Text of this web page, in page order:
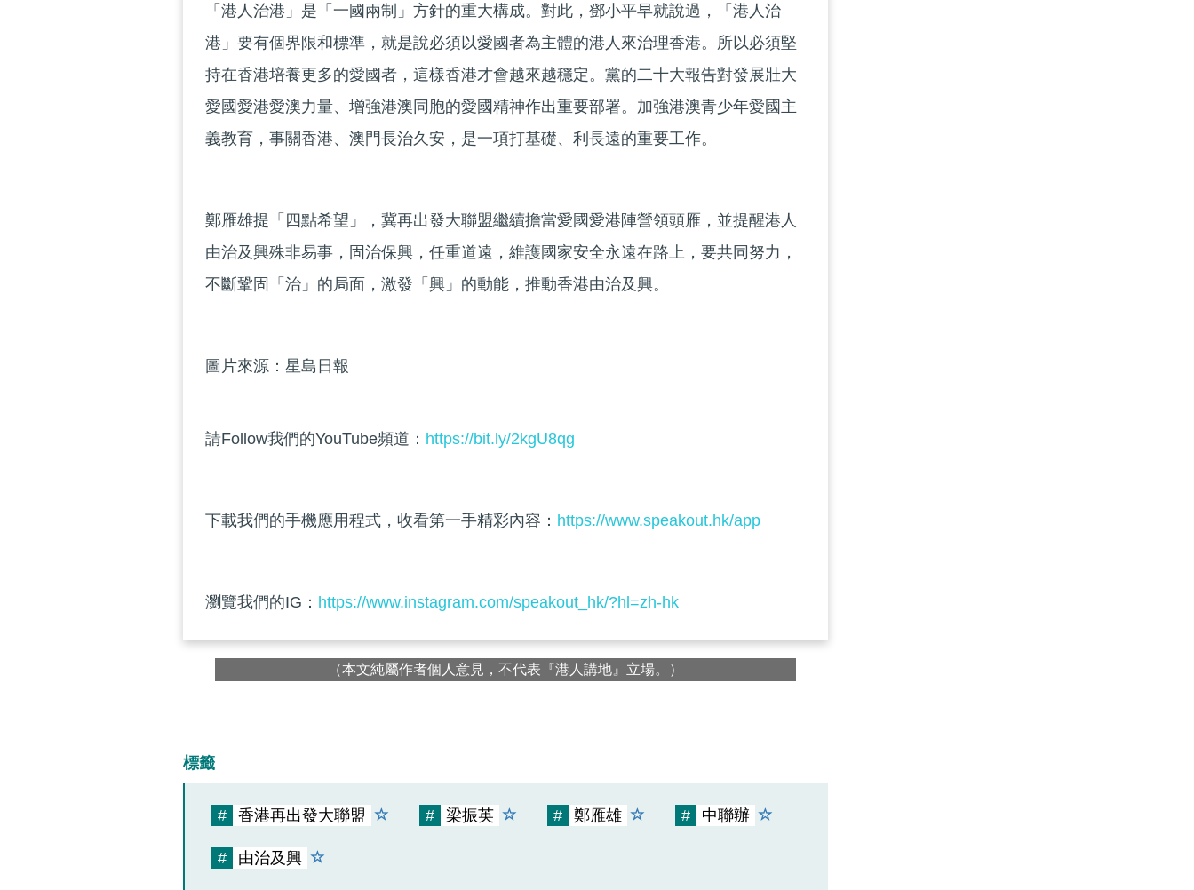
「港人治港」是「一國兩制」方針的重大構成。對此，鄧小平早就說過，「港人治
港」要有個界限和標準，就是說必須以愛國者為主體的港人來治理香港。所以必須堅
持在香港培養更多的愛國者，這樣香港才會越來越穩定。黨的二十大報告對發展壯大
愛國愛港愛澳力量、增強港澳同胞的愛國精神作出重要部署。加強港澳青少年愛國主
義教育，事關香港、澳門長治久安，是一項打基礎、利長遠的重要工作。
鄭雁雄提「四點希望」，冀再出發大聯盟繼續擔當愛國愛港陣營領頭雁，並提醒港人
由治及興殊非易事，固治保興，任重道遠，維護國家安全永遠在路上，要共同努力，
不斷鞏固「治」的局面，激發「興」的動能，推動香港由治及興。
圖片來源：星島日報
請Follow我們的YouTube頻道： https://bit.ly/2kgU8qg
下載我們的手機應用程式，收看第一手精彩內容： https://www.speakout.hk/app
瀏覽我們的IG： https://www.instagram.com/speakout_hk/?hl=zh-hk
（本文純屬作者個人意見，不代表『港人講地』立場。）
標籤
# 香港再出發大聯盟 # 梁振英 # 鄭雁雄 # 中聯辦
# 由治及興